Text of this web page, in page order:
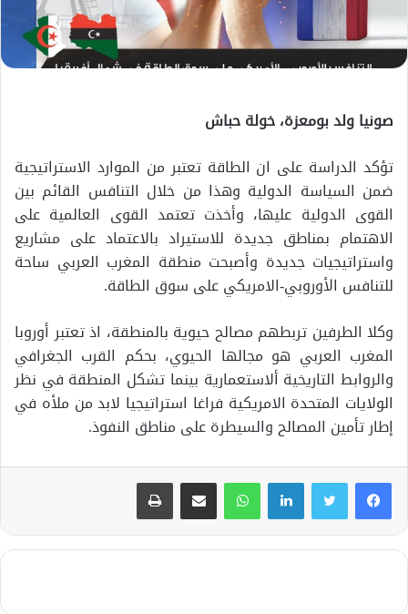
صونيا ولد بومعزة، خولة حباش
تؤكد الدراسة على ان الطاقة تعتبر من الموارد الاستراتيجية
ضمن السياسة الدولية وهذا من خلال التنافس القائم بين
القوى الدولية عليها، وأخذت تعتمد القوى العالمية على
الاهتمام بمناطق جديدة للاستيراد بالاعتماد على مشاريع
واستراتيجيات جديدة وأصبحت منطقة المغرب العربي ساحة
للتنافس الأوروبي-الامريكي على سوق الطاقة.
وكلا الطرفين تربطهم مصالح حيوية بالمنطقة، اذ تعتبر أوروبا
المغرب العربي هو مجالها الحيوي، بحكم القرب الجغرافي
والروابط التاريخية ألاستعمارية بينما تشكل المنطقة في نظر
الولايات المتحدة الامريكية فراغا استراتيجيا لابد من ملأه في
إطار تأمين المصالح والسيطرة على مناطق النفوذ.
لينكدإن واتساب مشاركة عبر البريد طباعة